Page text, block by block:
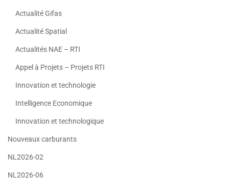
Actualité Gifas
Actualité Spatial
Actualités NAE – RTI
Appel à Projets – Projets RTI
Innovation et technologie
Intelligence Economique
Innovation et technologique
Nouveaux carburants
NL2026-02
NL2026-06